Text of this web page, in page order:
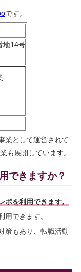
です。
地14号
業として運営されて
も展開しています。
できますか？
ポを利用できます。
用できます。
策もあり、転職活動